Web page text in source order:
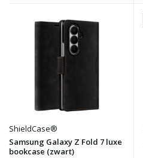
ShieldCase®
Samsung Galaxy Z Fold 7 luxe
bookcase (zwart)